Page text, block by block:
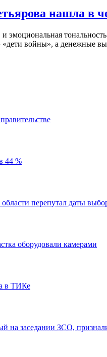
нашла в
эмоциональная
войны», а денежные
44 %
перепутал даты
оборудовали камерами
в ТИКе
на заседании ЗСО,